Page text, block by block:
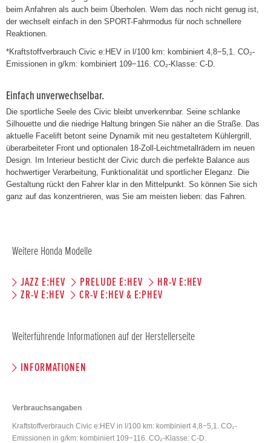
beim Anfahren als auch beim Überholen. Wem das noch nicht genug ist,
der wechselt einfach in den SPORT-Fahrmodus für noch schnellere
Reaktionen.
*Kraftstoffverbrauch Civic e:HEV in l/100 km: kombiniert 4,8−5,1. CO₂-
Emissionen in g/km: kombiniert 109−116. CO₂-Klasse: C-D.
Einfach unverwechselbar.
Die sportliche Seele des Civic bleibt unverkennbar. Seine schlanke
Silhouette und die niedrige Haltung bringen Sie näher an die Straße. Das
aktuelle Facelift betont seine Dynamik mit neu gestaltetem Kühlergrill,
überarbeiteter Front und optionalen 18-Zoll-Leichtmetallrädern im neuen
Design. Im Interieur besticht der Civic durch die perfekte Balance aus
hochwertiger Verarbeitung, Funktionalität und sportlicher Eleganz. Die
Gestaltung rückt den Fahrer klar in den Mittelpunkt. So können Sie sich
ganz auf das konzentrieren, was Sie am meisten lieben: das Fahren.
Weitere Honda Modelle
JAZZ E:HEV PRELUDE E:HEV
HR-V E:HEV
ZR-V E:HEV
CR-V E:HEV & E:PHEV
Weiterführende Informationen auf der Herstellerseite
INFORMATIONEN
Verbrauchsangaben
Kraftstoffverbrauch Civic e:HEV in l/100 km: kombiniert 4,8−5,1. CO₂-
Emissionen in g/km: kombiniert 109−116. CO₂-Klasse: C-D.